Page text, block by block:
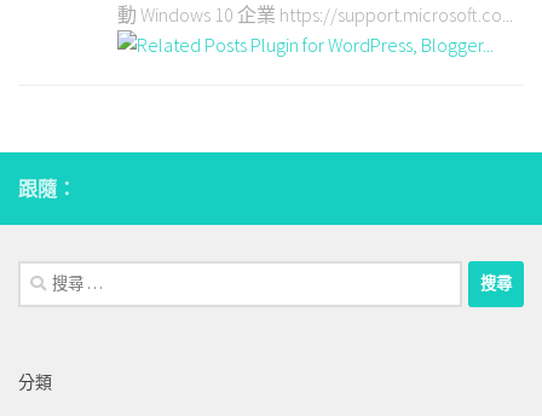
動 Windows 10 企業 https://support.microsoft.co...
跟隨：
搜
尋：
分類